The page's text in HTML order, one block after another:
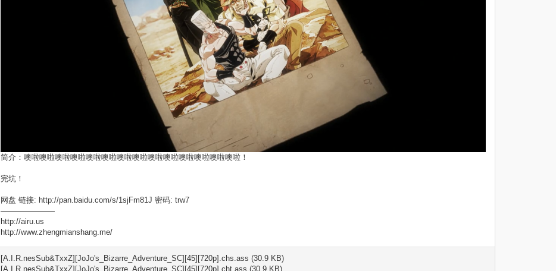
简介：噢啦噢啦噢啦噢啦噢啦噢啦噢啦噢啦噢啦噢啦噢啦噢啦噢啦噢啦！
完坑！
网盘 链接: http://pan.baidu.com/s/1sjFm81J 密码: trw7
———————
http://airu.us
http://www.zhengmianshang.me/
[A.I.R.nesSub&TxxZ][JoJo's_Bizarre_Adventure_SC][45][720p].chs.ass (30.9 KB)
[A.I.R.nesSub&TxxZ][JoJo's_Bizarre_Adventure_SC][45][720p].cht.ass (30.9 KB)